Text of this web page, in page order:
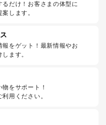
だけ！お客さまの体型に
します。
をゲット！最新情報やお
ます。
をサポート！
用ください。